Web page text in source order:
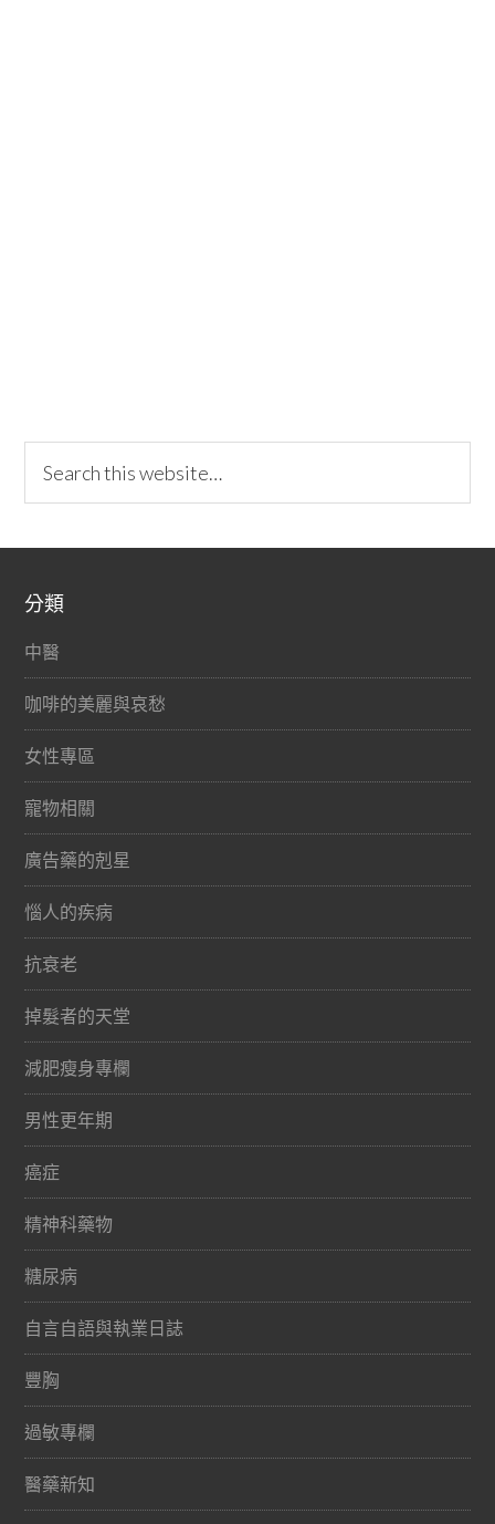
分類
中醫
咖啡的美麗與哀愁
女性專區
寵物相關
廣告藥的剋星
惱人的疾病
抗衰老
掉髮者的天堂
減肥瘦身專欄
男性更年期
癌症
精神科藥物
糖尿病
自言自語與執業日誌
豐胸
過敏專欄
醫藥新知